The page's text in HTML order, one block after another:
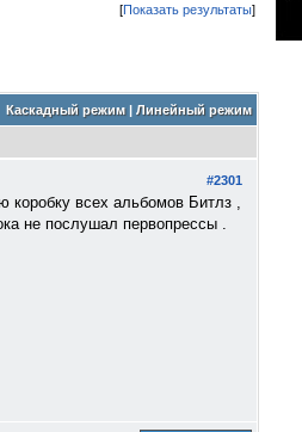
[Показать результаты]
Каскадный режим| Линейный режим
#2301
коробку всех альбомов Битлз ,
не послушал первопрессы .